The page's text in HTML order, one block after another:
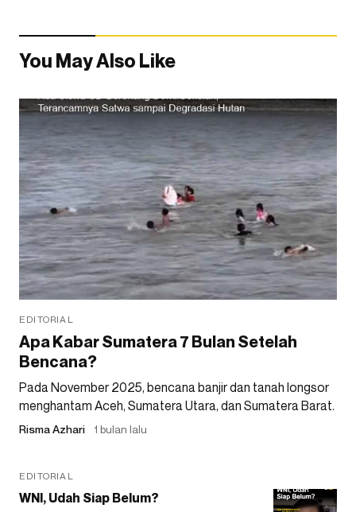
You May Also Like
EDITORIAL
Apa Kabar Sumatera 7 Bulan Setelah
Bencana?
Pada November 2025, bencana banjir dan tanah longsor
menghantam Aceh, Sumatera Utara, dan Sumatera Barat.
Risma Azhari 1 bulan lalu
EDITORIAL
WNI, Udah Siap Belum?